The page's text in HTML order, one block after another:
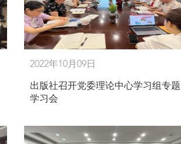
2022年10月09日
出版社召开党委理论中心学习组专题
学习会